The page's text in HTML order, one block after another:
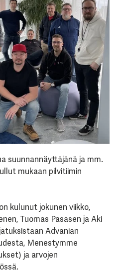
suunnannäyttäjänä ja mm.
mukaan pilvitiimin
kulunut jokunen viikko,
Tuomas Pasasen ja Aki
Advanian
Menestymme
ja arvojen